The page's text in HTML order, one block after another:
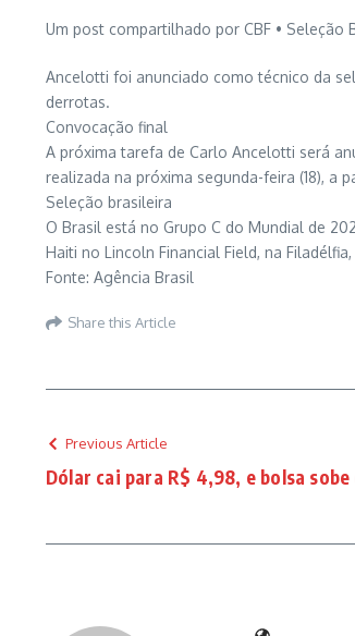
Um post compartilhado por CBF • Seleção
Ancelotti foi anunciado como técnico da
derrotas.
Convocação final
A próxima tarefa de Carlo Ancelotti será
realizada na próxima segunda-feira (18), a
Seleção brasileira
O Brasil está no Grupo C do Mundial de
Haiti no Lincoln Financial Field, na
Fonte: Agência Brasil
Share this Article
Previous Article
Dólar cai para R$ 4,98, e bolsa sobe